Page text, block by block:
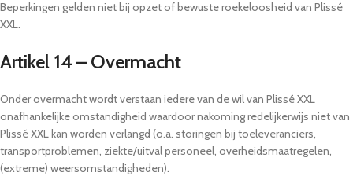
Beperkingen gelden niet bij opzet of bewuste roekeloosheid van Plissé
XXL.
Artikel 14 – Overmacht
Onder overmacht wordt verstaan iedere van de wil van Plissé XXL
onafhankelijke omstandigheid waardoor nakoming redelijkerwijs niet van
Plissé XXL kan worden verlangd (o.a. storingen bij toeleveranciers,
transportproblemen, ziekte/uitval personeel, overheidsmaatregelen,
(extreme) weersomstandigheden).